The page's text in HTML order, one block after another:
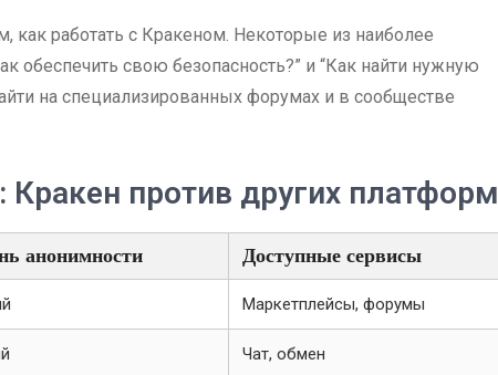
как работать с Кракеном. Некоторые из наиболее
обеспечить свою безопасность?” и “Как найти нужную
на специализированных форумах и в сообществе
Кракен против других платформ
анонимности Доступные сервисы
Маркетплейсы, форумы
Чат, обмен